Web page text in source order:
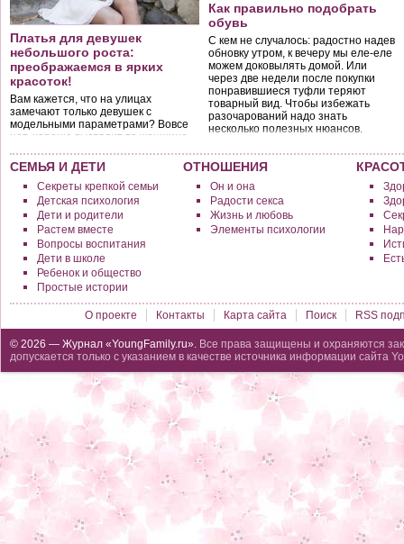
Платья для девушек
небольшого роста:
преображаемся в ярких
красоток!
Вам кажется, что на улицах
замечают только девушек с
модельными параметрами? Вовсе
нет, хорошо выглядит та женщина,
естественную красоту.
Как правильно подобрать
обувь
С кем не случалось: радостно надев
обновку утром, к вечеру мы еле-еле
можем доковылять домой. Или
через две недели после покупки
понравившиеся туфли теряют
товарный вид. Чтобы избежать
разочарований надо знать
несколько полезных нюансов.
СЕМЬЯ И ДЕТИ
Секреты крепкой семьи
Детская психология
Дети и родители
Растем вместе
Вопросы воспитания
Дети в школе
Ребенок и общество
Простые истории
ОТНОШЕНИЯ
Он и она
Радости секса
Жизнь и любовь
Элементы психологии
О проекте Контакты Карта сайта Поиск RSS
© 2026 — Журнал «YoungFamily.ru». Все права защищены и охраняются
допускается только с указанием в качестве источника информации сайта